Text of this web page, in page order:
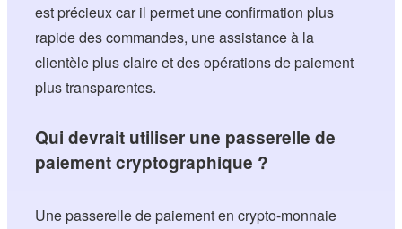
est précieux car il permet une confirmation plus
rapide des commandes, une assistance à la
clientèle plus claire et des opérations de paiement
plus transparentes.
Qui devrait utiliser une passerelle de
paiement cryptographique ?
Une passerelle de paiement en crypto-monnaie